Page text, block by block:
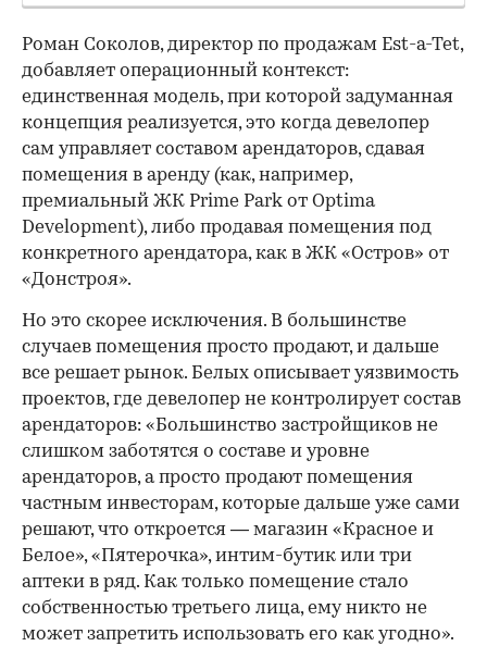
Роман Соколов, директор по продажам Est-a-Tet,
добавляет операционный контекст:
единственная модель, при которой задуманная
концепция реализуется, это когда девелопер
сам управляет составом арендаторов, сдавая
помещения в аренду (как, например,
премиальный ЖК Prime Park от Optima
Development), либо продавая помещения под
конкретного арендатора, как в ЖК «Остров» от
«Донстроя».
Но это скорее исключения. В большинстве
случаев помещения просто продают, и дальше
все решает рынок. Белых описывает уязвимость
проектов, где девелопер не контролирует состав
арендаторов: «Большинство застройщиков не
слишком заботятся о составе и уровне
арендаторов, а просто продают помещения
частным инвесторам, которые дальше уже сами
решают, что откроется — магазин «Красное и
Белое», «Пятерочка», интим-бутик или три
аптеки в ряд. Как только помещение стало
собственностью третьего лица, ему никто не
может запретить использовать его как угодно».